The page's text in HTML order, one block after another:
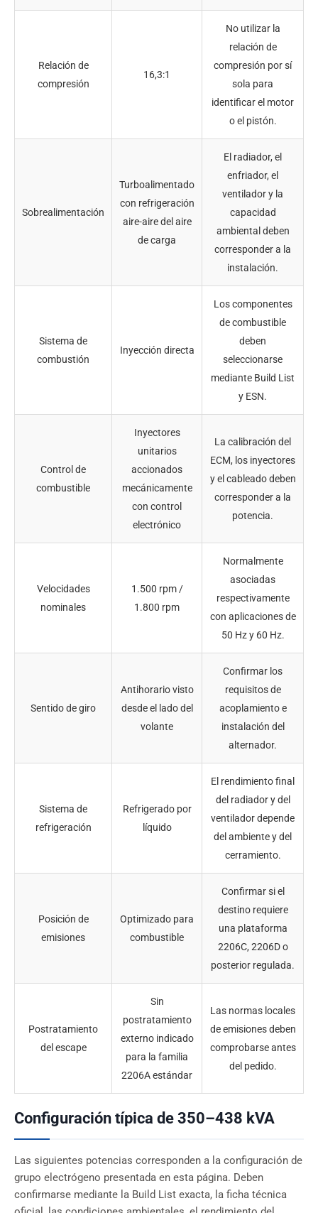
Relación de
compresión
16,3:1
No utilizar la
relación de
compresión por sí
sola para
identificar el motor
o el pistón.
Sobrealimentación
Turboalimentado
con refrigeración
aire-aire del aire
de carga
El radiador, el
enfriador, el
ventilador y la
capacidad
ambiental deben
corresponder a la
instalación.
Sistema de
combustión
Inyección directa
Los componentes
de combustible
deben
seleccionarse
mediante Build List
y ESN.
Control de
combustible
Inyectores
unitarios
accionados
mecánicamente
con control
electrónico
La calibración del
ECM, los inyectores
y el cableado deben
corresponder a la
potencia.
Velocidades
nominales
1.500 rpm /
1.800 rpm
Normalmente
asociadas
respectivamente
con aplicaciones de
50 Hz y 60 Hz.
Sentido de giro
Antihorario visto
desde el lado del
volante
Confirmar los
requisitos de
acoplamiento e
instalación del
alternador.
Sistema de
refrigeración
Refrigerado por
líquido
El rendimiento final
del radiador y del
ventilador depende
del ambiente y del
cerramiento.
Posición de
emisiones
Optimizado para
combustible
Confirmar si el
destino requiere
una plataforma
2206C, 2206D o
posterior regulada.
Postratamiento
del escape
Sin
postratamiento
externo indicado
para la familia
2206A estándar
Las normas locales
de emisiones deben
comprobarse antes
del pedido.
Configuración típica de 350–438 kVA
Las siguientes potencias corresponden a la configuración de
grupo electrógeno presentada en esta página. Deben
confirmarse mediante la Build List exacta, la ficha técnica